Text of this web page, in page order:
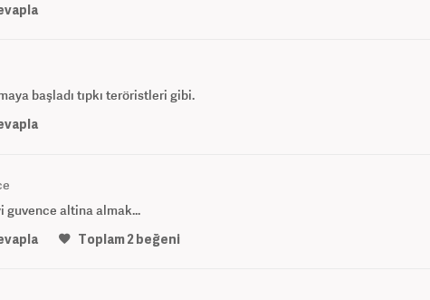
başladı tıpkı teröristleri gibi.
guvence altina almak...
Toplam2 beğeni